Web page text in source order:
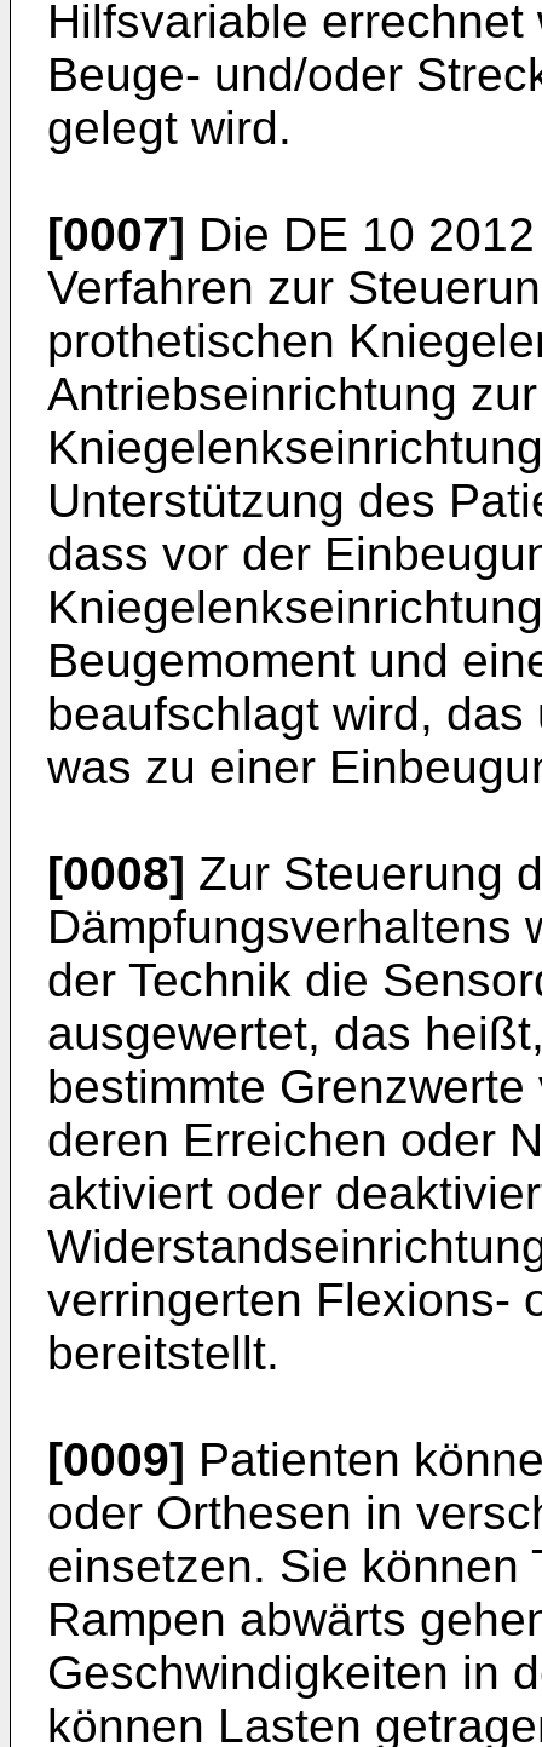
Hilfsvariable
Beuge- und/oder
gelegt wird.
[0007] Die DE 10
Verfahren zur
prothetischen
Antriebseinrichtung
Unterstützung des
dass vor der
Beugemoment und
beaufschlagt wird,
was zu einer
[0008] Zur Steuerung
Dämpfungsverhaltens
der Technik die
ausgewertet, das
bestimmte
deren Erreichen oder
aktiviert oder
verringerten Flexions-
bereitstellt.
[0009] Patienten
oder Orthesen in
einsetzen. Sie können
Rampen abwärts
Geschwindigkeiten in
können Lasten